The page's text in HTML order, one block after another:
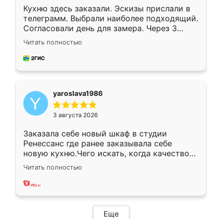
Кухню здесь заказали. Эскизы прислали в
телеграмм. Выбрали наиболее подходящий.
Согласовали день для замера. Через 3
недели кухня была уже готова. Остались
довольны работой. Спасибо Ренессанс
мебель за качественную работу!
Читать полностью
yaroslava1986
3 августа 2026
Заказала себе новый шкаф в студии
Ренессанс где ранее заказывала себе
новую кухню.Чего искать, когда качеством
вполне довольна. Служит кухня уже почти
два года, нареканий нет.
Читать полностью
Еще